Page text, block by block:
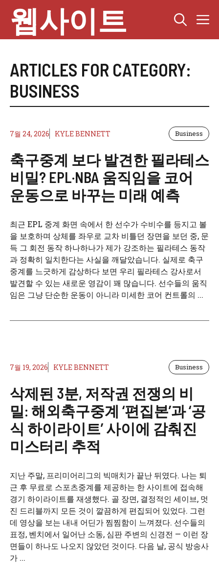
content
웹사이트
ARTICLES FOR CATEGORY:
BUSINESS
7월 24, 2026 KYLE BENNETT Business
축구중계 보다 발견한 필라테스
비밀? EPL·NBA 움직임을 코어
운동으로 바꾸는 미래 예측
최근 EPL 중계 화면 속에서 한 선수가 수비수를 등지고 볼
을 보호하며 상체를 좌우로 교차 비틀던 장면을 보던 중, 문
득 그 회전 동작 하나하나가 제가 강조하는 필라테스 동작
과 정확히 일치한다는 사실을 깨달았습니다. 실제로 축구
중계를 느긋하게 감상하다 보면 우리 필라테스 강사로서
발견할 수 있는 새로운 영감이 꽤 많습니다. 선수들의 움직
임은 그냥 단순한 운동이 아니라 미세한 코어 컨트롤의 ...
7월 19, 2026 KYLE BENNETT Business
삭제된 3분, 저작권 전쟁의 비
밀: 해외축구중계 ‘편집본’과 ‘공
식 하이라이트’ 사이에 감춰진
미스터리 추적
지난 주말, 프리미어리그의 빅매치가 끝난 뒤였다. 나는 퇴
근 후 무료로 스포츠중계를 제공하는 한 사이트에 접속해
경기 하이라이트를 재생했다. 골 장면, 결정적인 세이브, 멋
진 드리블까지 모든 것이 깔끔하게 편집되어 있었다. 그런
데 영상을 보는 내내 어딘가 찜찜함이 느껴졌다. 선수들의
표정, 벤치에서 일어난 소동, 심판 주변의 신경전 — 이런 장
면들이 하나도 나오지 않았던 것이다. 다음 날, 공식 방송사
가 ...